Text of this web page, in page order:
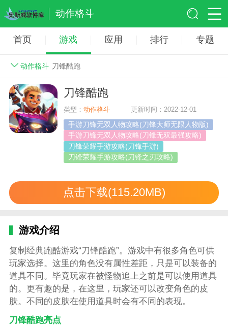
动作格斗
首页 游戏 应用 排行 专题
动作格斗 刀锋酷跑
刀锋酷跑
类型：动作格斗 更新时间：2022-12-01
手游刀锋无双人物攻略(刀锋大师无限人物版)
手游刀锋无双人物攻略(刀锋无双最强攻略)
刀锋荣耀手游攻略(刀锋手游)
刀锋荣耀手游攻略(刀锋之刃攻略)
点击下载(115.20MB)
游戏介绍
复制经典跑酷游戏“刀锋酷跑”。游戏中有很多角色可供
玩家选择。这里的角色没有属性差距，只是可以装备的
道具不同。毕竟玩家在被怪物追上之前是可以使用道具
的。更有趣的是，在这里，玩家还可以改变角色的皮
肤。不同的皮肤在使用道具时会有不同的表现。
刀锋酷跑亮点